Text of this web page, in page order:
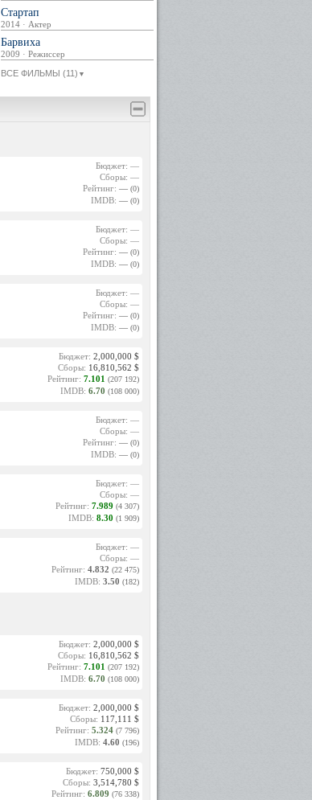
Стартап
2014 · Актер
Барвиха
2009 · Режиссер
ВСЕ ФИЛЬМЫ (11) ▼
Бюджет: —
Сборы: —
Рейтинг: — (0)
IMDB: — (0)
Бюджет: —
Сборы: —
Рейтинг: — (0)
IMDB: — (0)
Бюджет: —
Сборы: —
Рейтинг: — (0)
IMDB: — (0)
Бюджет: 2,000,000 $
Сборы: 16,810,562 $
Рейтинг: 7.101 (207 192)
IMDB: 6.70 (108 000)
Бюджет: —
Сборы: —
Рейтинг: — (0)
IMDB: — (0)
Бюджет: —
Сборы: —
Рейтинг: 7.989 (4 307)
IMDB: 8.30 (1 909)
Бюджет: —
Сборы: —
Рейтинг: 4.832 (22 475)
IMDB: 3.50 (182)
Бюджет: 2,000,000 $
Сборы: 16,810,562 $
Рейтинг: 7.101 (207 192)
IMDB: 6.70 (108 000)
Бюджет: 2,000,000 $
Сборы: 117,111 $
Рейтинг: 5.324 (7 796)
IMDB: 4.60 (196)
Бюджет: 750,000 $
Сборы: 3,514,780 $
Рейтинг: 6.809 (76 338)